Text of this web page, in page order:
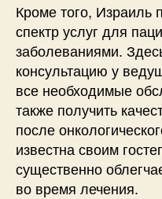
Кроме того, Израиль
спектр услуг для
заболеваниями.
консультацию у
все необходимые
также получить
после
известна своим
существенно
во время лечения.